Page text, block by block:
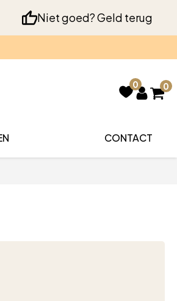
Niet goed? Geld terug
0 0
CONTACT